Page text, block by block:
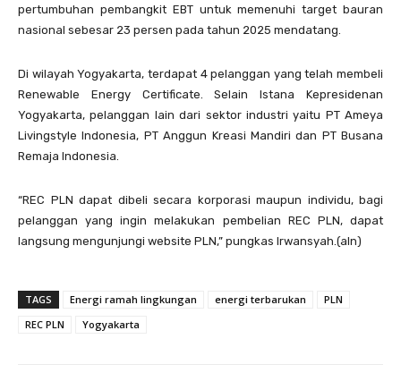
pertumbuhan pembangkit EBT untuk memenuhi target bauran
nasional sebesar 23 persen pada tahun 2025 mendatang.
Di wilayah Yogyakarta, terdapat 4 pelanggan yang telah membeli
Renewable Energy Certificate. Selain Istana Kepresidenan
Yogyakarta, pelanggan lain dari sektor industri yaitu PT Ameya
Livingstyle Indonesia, PT Anggun Kreasi Mandiri dan PT Busana
Remaja Indonesia.
“REC PLN dapat dibeli secara korporasi maupun individu, bagi
pelanggan yang ingin melakukan pembelian REC PLN, dapat
langsung mengunjungi website PLN,” pungkas Irwansyah.(aln)
TAGS Energi ramah lingkungan energi terbarukan
PLN
REC PLN
Yogyakarta